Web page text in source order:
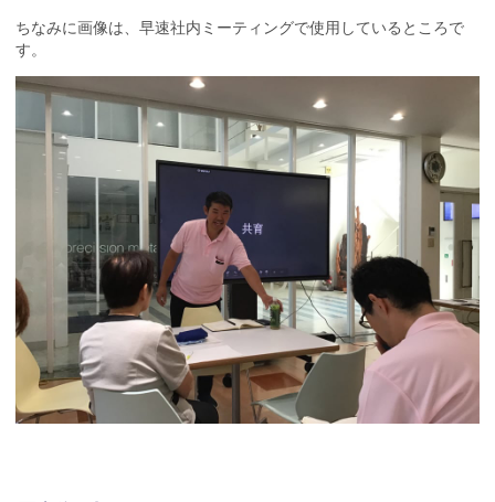
ちなみに画像は、早速社内ミーティングで使用しているところで
す。